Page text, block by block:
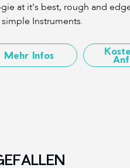
at it's best, rough and
Instruments.
Mehr Infos